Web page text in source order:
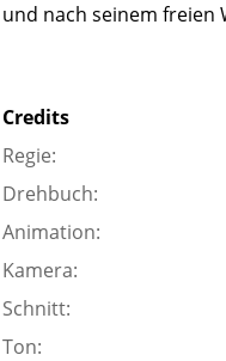
und nach seinem freien
Credits
Regie:
Drehbuch:
Animation:
Kamera:
Schnitt:
Ton: